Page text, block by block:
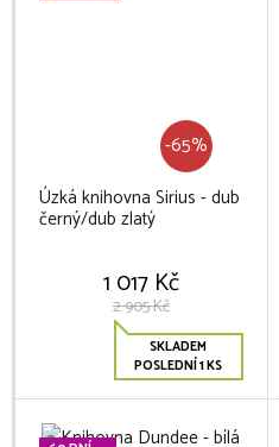
-65%
Úzká knihovna Sirius - dub
černý/dub zlatý
1 017 Kč
2 905 Kč
SKLADEM
POSLEDNÍ 1 KS